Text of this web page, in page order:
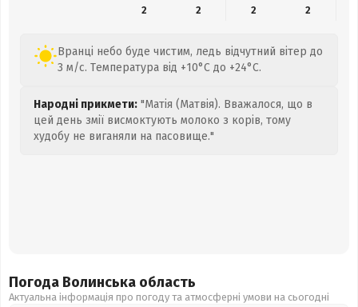
2
2 2 2
Вранці небо буде чистим, ледь відчутний вітер до
3 м/с. Температура від +10°C до +24°C.
Народні прикмети: "Матія (Матвія). Вважалося, що в
цей день змії висмоктують молоко з корів, тому
худобу не виганяли на пасовище."
Погода Волинська область
Актуальна інформація про погоду та атмосферні умови на сьогодні